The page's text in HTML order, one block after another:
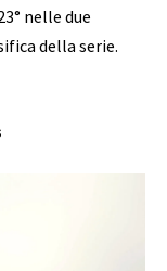
nelle due
della serie.